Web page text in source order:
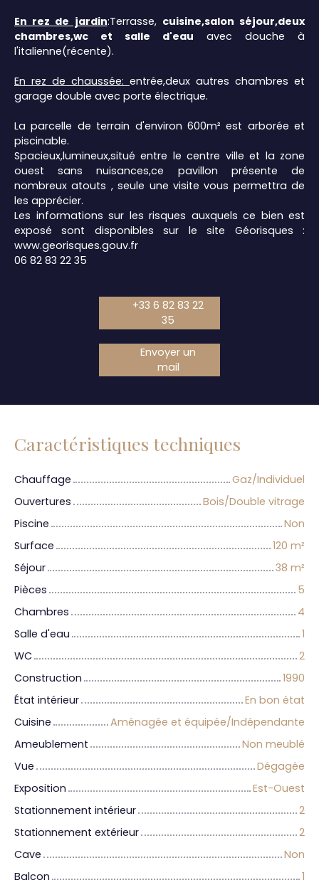
En rez de jardin:Terrasse, cuisine,salon séjour,deux
chambres,wc et salle d'eau avec douche à
l'italienne(récente).
En rez de chaussée: entrée,deux autres chambres et
garage double avec porte électrique.
La parcelle de terrain d'environ 600m² est arborée et
piscinable.
Spacieux,lumineux,situé entre le centre ville et la zone
ouest sans nuisances,ce pavillon présente de
nombreux atouts , seule une visite vous permettra de
les apprécier.
Les informations sur les risques auxquels ce bien est
exposé sont disponibles sur le site Géorisques :
www.georisques.gouv.fr
06 82 83 22 35
+33 6 82 83 22
35
Envoyer un
mail
Caractéristiques techniques
Chauffage
Gaz/Individuel
Ouvertures
Bois/Double vitrage
Piscine
Non
Surface
120 m²
Séjour
38 m²
Pièces
5
Chambres
4
Salle d'eau
1
WC
2
Construction
1990
État intérieur
En bon état
Cuisine
Aménagée et équipée/Indépendante
Ameublement
Non meublé
Vue
Dégagée
Exposition
Est-Ouest
Stationnement intérieur
2
Stationnement extérieur
2
Cave
Non
Balcon
1